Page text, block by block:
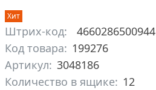
Хит
Штрих-код:
4660286500944
Код товара: 199276
Артикул: 3048186
Количество в ящике: 12